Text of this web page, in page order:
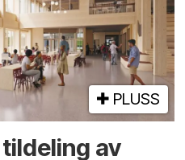
PLUSS
av